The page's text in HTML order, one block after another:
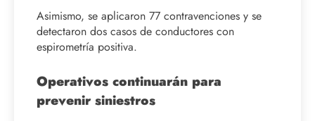
Asimismo, se aplicaron 77 contravenciones y se
detectaron dos casos de conductores con
espirometría positiva.
Operativos continuarán para
prevenir siniestros